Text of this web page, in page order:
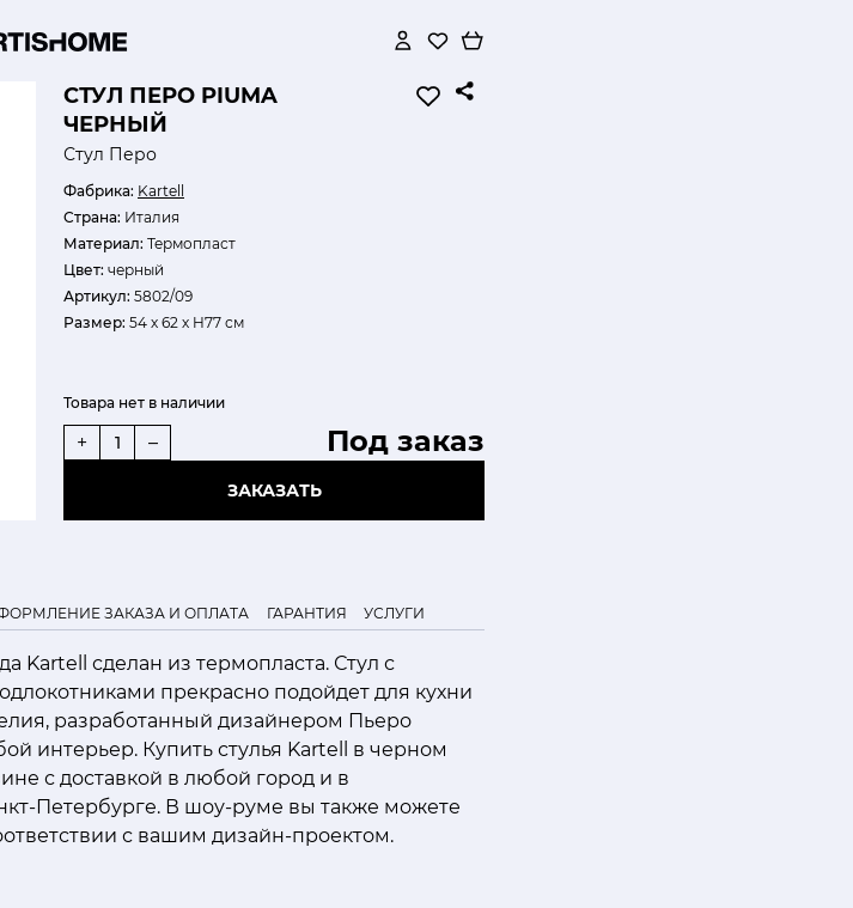
СТУЛ ПЕРО PIUMA
ЧЕРНЫЙ
Стул Перо
Фабрика: Kartell
Страна: Италия
Материал: Термопласт
Цвет: черный
Артикул: 5802/09
Размер: 54 х 62 х H77 см
Товара нет в наличии
Под заказ
+ –
ЗАКАЗАТЬ
ЗАКАЗА И ОПЛАТА ГАРАНТИЯ УСЛУГИ
Kartell сделан из термопласта. Стул с
прекрасно подойдет для кухни
разработанный дизайнером Пьеро
интерьер. Купить стулья Kartell в черном
с доставкой в любой город и в
Петербурге. В шоу-руме вы также можете
с вашим дизайн-проектом.